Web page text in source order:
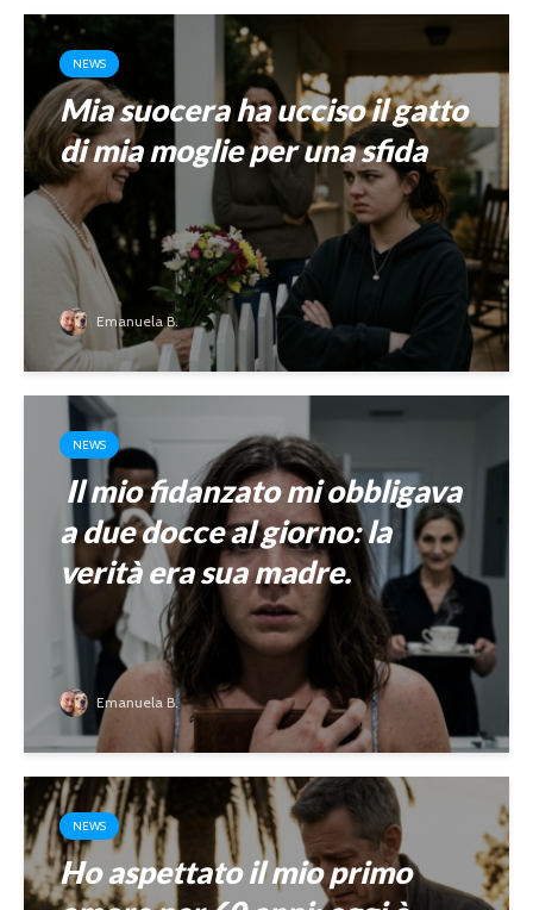
NEWS
Mia suocera ha ucciso il gatto
di mia moglie per una sfida
Emanuela B.
NEWS
Il mio fidanzato mi obbligava
a due docce al giorno: la
verità era sua madre.
Emanuela B.
NEWS
Ho aspettato il mio primo